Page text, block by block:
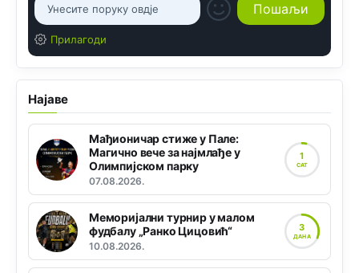
Прилагоди
Најаве
Мађионичар стиже у Пале:
Магично вече за најмлађе у
Олимпијском парку
07.08.2026.
1
САТ
Меморијални турнир у малом
фудбалу „Ранко Цицовић“
10.08.2026.
3
ДАНА